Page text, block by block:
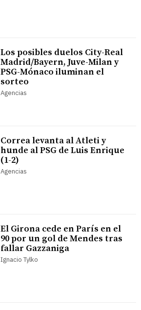
Los posibles duelos City-Real
Madrid/Bayern, Juve-Milan y
PSG-Mónaco iluminan el
sorteo
Agencias
Correa levanta al Atleti y
hunde al PSG de Luis Enrique
(1-2)
Agencias
El Girona cede en París en el
90 por un gol de Mendes tras
fallar Gazzaniga
Ignacio Tylko